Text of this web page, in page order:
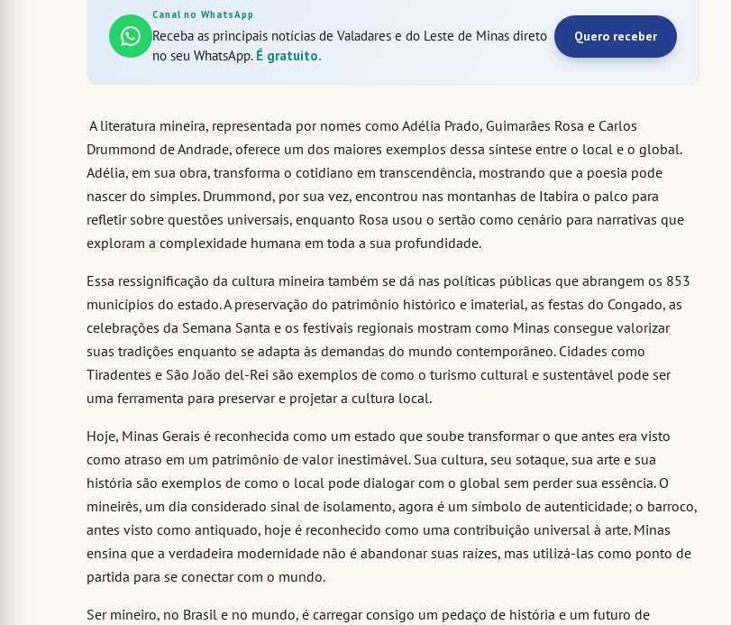
Canal no WhatsApp
Receba as principais notícias de Valadares e do Leste de Minas direto
no seu WhatsApp. É gratuito.
Quero receber
A literatura mineira, representada por nomes como Adélia Prado, Guimarães Rosa e Carlos
Drummond de Andrade, oferece um dos maiores exemplos dessa síntese entre o local e o global.
Adélia, em sua obra, transforma o cotidiano em transcendência, mostrando que a poesia pode
nascer do simples. Drummond, por sua vez, encontrou nas montanhas de Itabira o palco para
refletir sobre questões universais, enquanto Rosa usou o sertão como cenário para narrativas que
exploram a complexidade humana em toda a sua profundidade.
Essa ressignificação da cultura mineira também se dá nas políticas públicas que abrangem os 853
municípios do estado. A preservação do patrimônio histórico e imaterial, as festas do Congado, as
celebrações da Semana Santa e os festivais regionais mostram como Minas consegue valorizar
suas tradições enquanto se adapta às demandas do mundo contemporâneo. Cidades como
Tiradentes e São João del-Rei são exemplos de como o turismo cultural e sustentável pode ser
uma ferramenta para preservar e projetar a cultura local.
Hoje, Minas Gerais é reconhecida como um estado que soube transformar o que antes era visto
como atraso em um patrimônio de valor inestimável. Sua cultura, seu sotaque, sua arte e sua
história são exemplos de como o local pode dialogar com o global sem perder sua essência. O
mineirês, um dia considerado sinal de isolamento, agora é um símbolo de autenticidade; o barroco,
antes visto como antiquado, hoje é reconhecido como uma contribuição universal à arte. Minas
ensina que a verdadeira modernidade não é abandonar suas raízes, mas utilizá-las como ponto de
partida para se conectar com o mundo.
Ser mineiro, no Brasil e no mundo, é carregar consigo um pedaço de história e um futuro de